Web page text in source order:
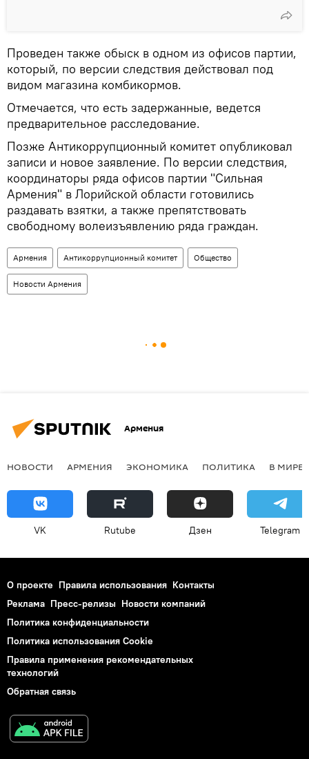
Проведен также обыск в одном из офисов партии,
который, по версии следствия действовал под
видом магазина комбикормов.
Отмечается, что есть задержанные, ведется
предварительное расследование.
Позже Антикоррупционный комитет опубликовал
записи и новое заявление. По версии следствия,
координаторы ряда офисов партии "Сильная
Армения" в Лорийской области готовились
раздавать взятки, а также препятствовать
свободному волеизъявлению ряда граждан.
Армения Антикоррупционный комитет Общество
Новости Армения
Армения
НОВОСТИ АРМЕНИЯ ЭКОНОМИКА ПОЛИТИКА В МИРЕ
VK Rutube Дзен Telegram
О проекте Правила использования Контакты
Реклама Пресс-релизы Новости компаний
Политика конфиденциальности
Политика использования Cookie
Правила применения рекомендательных
технологий
Обратная связь